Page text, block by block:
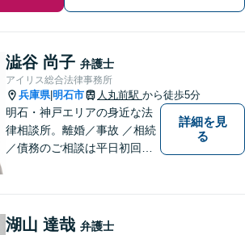
澁谷 尚子 弁護士
アイリス総合法律事務所
兵庫県|明石市 人丸前駅 から徒歩5分
明石・神戸エリアの身近な法
律相談所。離婚／事故 ／相続
／債務のご相談は平日初回３
詳細を見
る
湖山 達哉 弁護士